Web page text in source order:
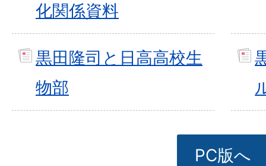
化関係資料
黒田隆司と日高高校生
物部
PC版へ